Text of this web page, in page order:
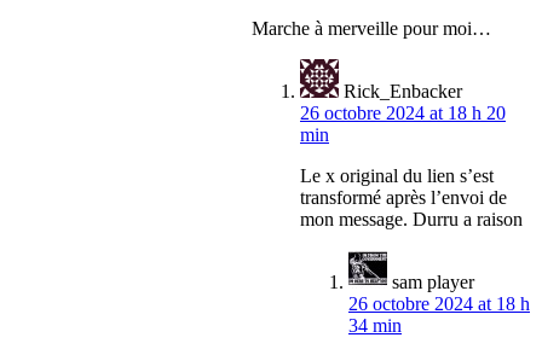
Marche à merveille pour moi…
Rick_Enbacker
26 octobre 2024 at 18 h 20
min
Le x original du lien s’est
transformé après l’envoi de
mon message. Durru a raison
sam player
26 octobre 2024 at 18 h
34 min